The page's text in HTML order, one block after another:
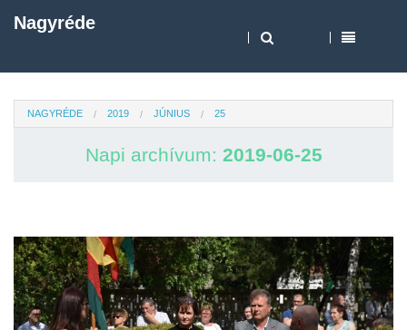
Nagyréde
NAGYRÉDE 2019 JÚNIUS 25
Napi archívum: 2019-06-25